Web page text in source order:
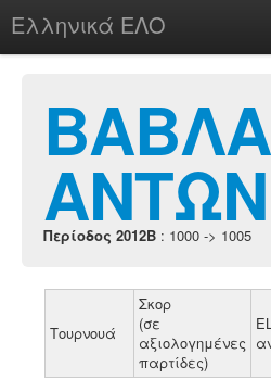
Ελληνικά ΕΛΟ
chesstu.be @ discord
Login
Περίοδος 2012B : 1000 -> 1005
Τουρνουά
Σκορ
(σε
αξιολογημένες
παρτίδες)